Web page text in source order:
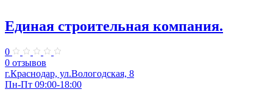
Единая строительная компания.
0
0 отзывов
г.Краснодар, ул.Вологодская, 8
Пн-Пт 09:00-18:00